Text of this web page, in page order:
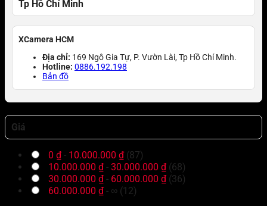
Tp Hồ Chí Minh
XCamera HCM
Địa chỉ: 169 Ngô Gia Tự, P. Vườn Lài, Tp Hồ Chí Minh.
Hotline: 0886.192.198
Bản đồ
Giá
0 ₫- 10.000.000 ₫(87)
10.000.000 ₫- 30.000.000 ₫(68)
30.000.000 ₫- 60.000.000 ₫(36)
60.000.000 ₫- ∞ (12)